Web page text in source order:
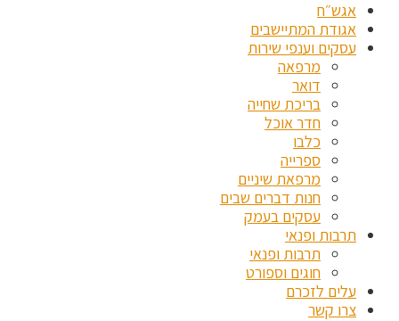
אגש״ח
אגודת המתיישבים
עסקים וענפי שירות
מרפאה
דואר
בריכת שחייה
חדר אוכל
כלבו
ספרייה
מרפאת שיניים
חנות דברים שבים
עסקים בעמק
תרבות ופנאי
תרבות ופנאי
חוגים וספורט
עלים לזכרם
צרו קשר